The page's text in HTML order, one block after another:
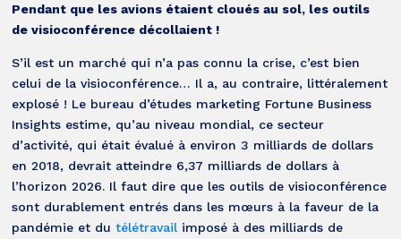
Pendant que les avions étaient cloués au sol, les outils
de visioconférence décollaient !
S’il est un marché qui n’a pas connu la crise, c’est bien
celui de la visioconférence… Il a, au contraire, littéralement
explosé ! Le bureau d’études marketing Fortune Business
Insights estime, qu’au niveau mondial, ce secteur
d’activité, qui était évalué à environ 3 milliards de dollars
en 2018, devrait atteindre 6,37 milliards de dollars à
l’horizon 2026. Il faut dire que les outils de visioconférence
sont durablement entrés dans les mœurs à la faveur de la
pandémie et dutélétravail imposé à des milliards de